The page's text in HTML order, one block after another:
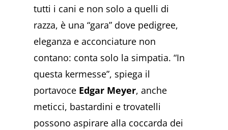
tutti i cani e non solo a quelli di
razza, è una “gara” dove pedigree,
eleganza e acconciature non
contano: conta solo la simpatia. “In
questa kermesse”, spiega il
portavoce Edgar Meyer, anche
meticci, bastardini e trovatelli
possono aspirare alla coccarda dei